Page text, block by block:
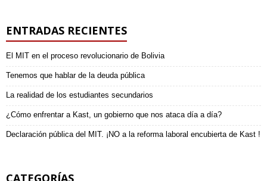
ENTRADAS RECIENTES
El MIT en el proceso revolucionario de Bolivia
Tenemos que hablar de la deuda pública
La realidad de los estudiantes secundarios
¿Cómo enfrentar a Kast, un gobierno que nos ataca día a día?
Declaración pública del MIT. ¡NO a la reforma laboral encubierta de Kast !
CATEGORÍAS